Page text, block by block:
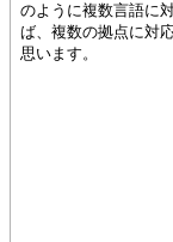
のように複数言語に
ば、複数の拠点に対
思います。